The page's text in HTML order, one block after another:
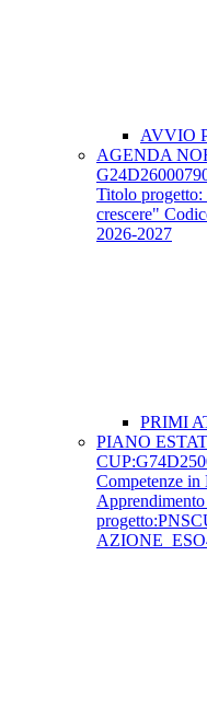
AVVIO
AGENDA
Titolo
crescere"
2026-2027
PRIMI
PIANO
Competenze